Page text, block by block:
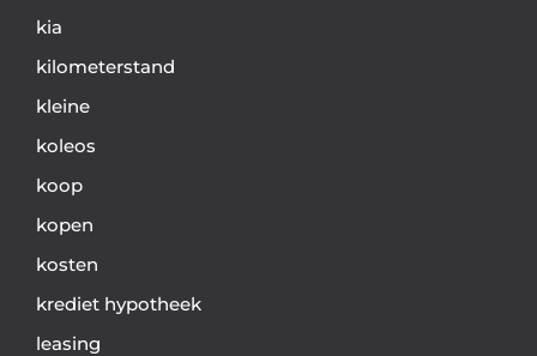
kia
kilometerstand
kleine
koleos
koop
kopen
kosten
krediet hypotheek
leasing